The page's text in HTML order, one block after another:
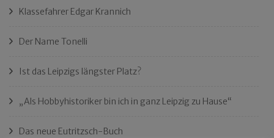
Klassefahrer Edgar Krannich
Der Name Tonelli
Ist das Leipzigs längster Platz?
„Als Hobbyhistoriker bin ich in ganz Leipzig zu Hause“
Das neue Eutritzsch-Buch